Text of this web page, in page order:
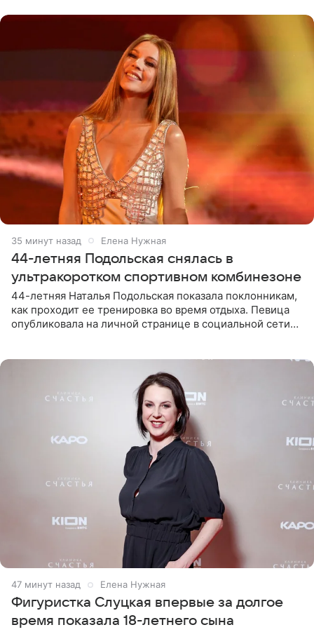
35 минут назад Елена Нужная
44-летняя Подольская снялась в
ультракоротком спортивном комбинезоне
44-летняя Наталья Подольская показала поклонникам,
как проходит ее тренировка во время отдыха. Певица
опубликовала на личной странице в социальной сети
47 минут назад Елена Нужная
Фигуристка Слуцкая впервые за долгое
время показала 18-летнего сына